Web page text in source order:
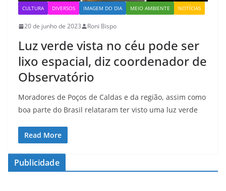
CULTURA DIVERSOS IMAGEM DO DIA MEIO AMBIENTE NOTÍCIAS
20 de junho de 2023 Roni Bispo
Luz verde vista no céu pode ser
lixo espacial, diz coordenador de
Observatório
Moradores de Poços de Caldas e da região, assim como
boa parte do Brasil relataram ter visto uma luz verde
Read More
Publicidade